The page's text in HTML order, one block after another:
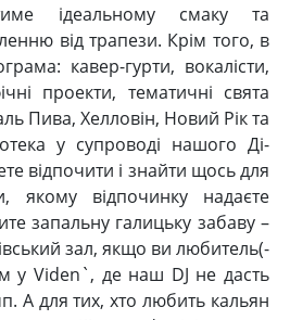
ідеальному смаку та
від трапези. Крім того, в
кавер-гурти, вокалісти,
проекти, тематичні свята
Пива, Хелловін, Новий Рік та
у супроводі нашого Ді-
відпочити і знайти щось для
якому відпочинку надаєте
запальну галицьку забаву –
зал, якщо ви любитель(-
у Viden`, де наш DJ не дасть
А для тих, хто любить кальян